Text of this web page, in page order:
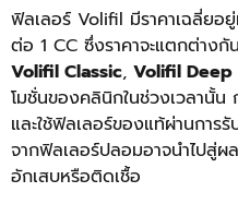
ฟิลเลอร์ Volifil มีราคาเฉลี่ย
ต่อ 1 CC ซึ่งราคาจะแตกต่าง
Volifil Classic, Volifil Deep
โมชั่นของคลินิกในช่วงเวลานั้น
และใช้ฟิลเลอร์ของแท้ผ่านกา
จากฟิลเลอร์ปลอมอาจนำไปสู่ผ
อักเสบหรือติดเชื้อ